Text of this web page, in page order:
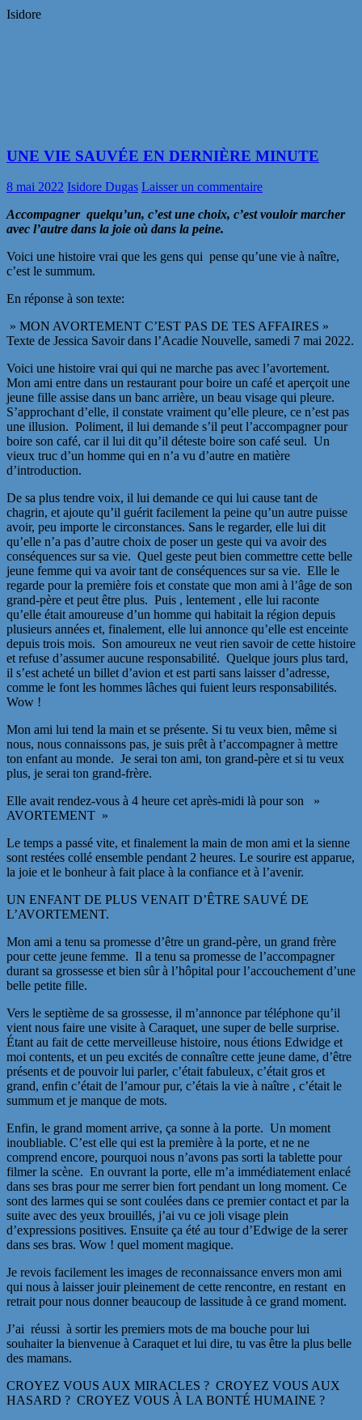
Isidore
UNE VIE SAUVÉE EN DERNIÈRE MINUTE
8 mai 2022 Isidore Dugas Laisser un commentaire
Accompagner quelqu’un, c’est une choix, c’est vouloir marcher
avec l’autre dans la joie où dans la peine.
Voici une histoire vrai que les gens qui pense qu’une vie à naître,
c’est le summum.
En réponse à son texte:
» MON AVORTEMENT C’EST PAS DE TES AFFAIRES »
Texte de Jessica Savoir dans l’Acadie Nouvelle, samedi 7 mai 2022.
Voici une histoire vrai qui qui ne marche pas avec l’avortement.
Mon ami entre dans un restaurant pour boire un café et aperçoit une
jeune fille assise dans un banc arrière, un beau visage qui pleure.
S’approchant d’elle, il constate vraiment qu’elle pleure, ce n’est pas
une illusion. Poliment, il lui demande s’il peut l’accompagner pour
boire son café, car il lui dit qu’il déteste boire son café seul. Un
vieux truc d’un homme qui en n’a vu d’autre en matière
d’introduction.
De sa plus tendre voix, il lui demande ce qui lui cause tant de
chagrin, et ajoute qu’il guérit facilement la peine qu’un autre puisse
avoir, peu importe le circonstances. Sans le regarder, elle lui dit
qu’elle n’a pas d’autre choix de poser un geste qui va avoir des
conséquences sur sa vie. Quel geste peut bien commettre cette belle
jeune femme qui va avoir tant de conséquences sur sa vie. Elle le
regarde pour la première fois et constate que mon ami à l’âge de son
grand-père et peut être plus. Puis , lentement , elle lui raconte
qu’elle était amoureuse d’un homme qui habitait la région depuis
plusieurs années et, finalement, elle lui annonce qu’elle est enceinte
depuis trois mois. Son amoureux ne veut rien savoir de cette histoire
et refuse d’assumer aucune responsabilité. Quelque jours plus tard,
il s’est acheté un billet d’avion et est parti sans laisser d’adresse,
comme le font les hommes lâches qui fuient leurs responsabilités.
Wow !
Mon ami lui tend la main et se présente. Si tu veux bien, même si
nous, nous connaissons pas, je suis prêt à t’accompagner à mettre
ton enfant au monde. Je serai ton ami, ton grand-père et si tu veux
plus, je serai ton grand-frère.
Elle avait rendez-vous à 4 heure cet après-midi là pour son »
AVORTEMENT »
Le temps a passé vite, et finalement la main de mon ami et la sienne
sont restées collé ensemble pendant 2 heures. Le sourire est apparue,
la joie et le bonheur à fait place à la confiance et à l’avenir.
UN ENFANT DE PLUS VENAIT D’ÊTRE SAUVÉ DE
L’AVORTEMENT.
Mon ami a tenu sa promesse d’être un grand-père, un grand frère
pour cette jeune femme. Il a tenu sa promesse de l’accompagner
durant sa grossesse et bien sûr à l’hôpital pour l’accouchement d’une
belle petite fille.
Vers le septième de sa grossesse, il m’annonce par téléphone qu’il
vient nous faire une visite à Caraquet, une super de belle surprise.
Étant au fait de cette merveilleuse histoire, nous étions Edwidge et
moi contents, et un peu excités de connaître cette jeune dame, d’être
présents et de pouvoir lui parler, c’était fabuleux, c’était gros et
grand, enfin c’était de l’amour pur, c’étais la vie à naître , c’était le
summum et je manque de mots.
Enfin, le grand moment arrive, ça sonne à la porte. Un moment
inoubliable. C’est elle qui est la première à la porte, et ne ne
comprend encore, pourquoi nous n’avons pas sorti la tablette pour
filmer la scène. En ouvrant la porte, elle m’a immédiatement enlacé
dans ses bras pour me serrer bien fort pendant un long moment. Ce
sont des larmes qui se sont coulées dans ce premier contact et par la
suite avec des yeux brouillés, j’ai vu ce joli visage plein
d’expressions positives. Ensuite ça été au tour d’Edwige de la serer
dans ses bras. Wow ! quel moment magique.
Je revois facilement les images de reconnaissance envers mon ami
qui nous à laisser jouir pleinement de cette rencontre, en restant en
retrait pour nous donner beaucoup de lassitude à ce grand moment.
J’ai réussi à sortir les premiers mots de ma bouche pour lui
souhaiter la bienvenue à Caraquet et lui dire, tu vas être la plus belle
des mamans.
CROYEZ VOUS AUX MIRACLES ? CROYEZ VOUS AUX
HASARD ? CROYEZ VOUS À LA BONTÉ HUMAINE ?